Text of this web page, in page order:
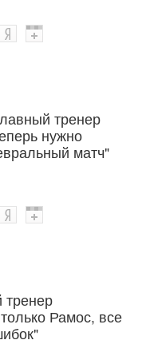
тренер
нужно
матч"
тренер
Рамос, все